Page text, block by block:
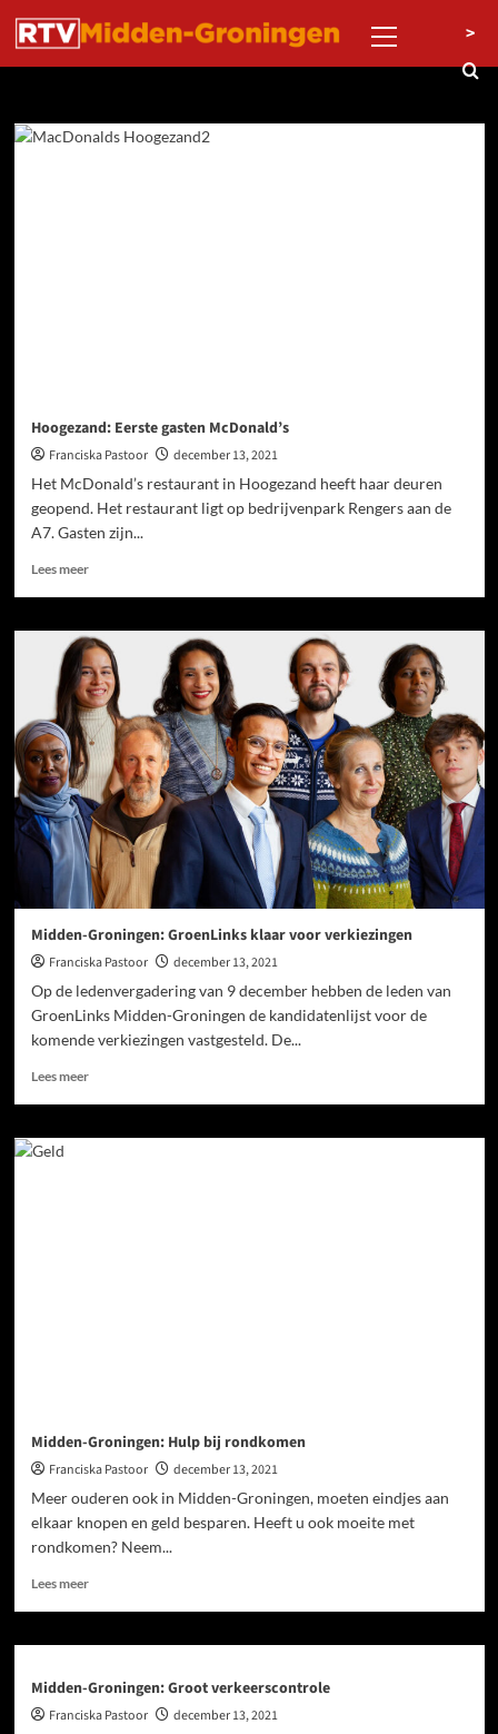
naar
menu
>
Hoogezand: Eerste gasten McDonald’s
Franciska Pastoor
december 13, 2021
Het McDonald’s restaurant in Hoogezand heeft haar deuren
geopend. Het restaurant ligt op bedrijvenpark Rengers aan de
A7. Gasten zijn...
Lees meer
Midden-Groningen: GroenLinks klaar voor verkiezingen
Franciska Pastoor
december 13, 2021
Op de ledenvergadering van 9 december hebben de leden van
GroenLinks Midden-Groningen de kandidatenlijst voor de
komende verkiezingen vastgesteld. De...
Lees meer
Midden-Groningen: Hulp bij rondkomen
Franciska Pastoor
december 13, 2021
Meer ouderen ook in Midden-Groningen, moeten eindjes aan
elkaar knopen en geld besparen. Heeft u ook moeite met
rondkomen? Neem...
Lees meer
Midden-Groningen: Groot verkeerscontrole
Franciska Pastoor
december 13, 2021